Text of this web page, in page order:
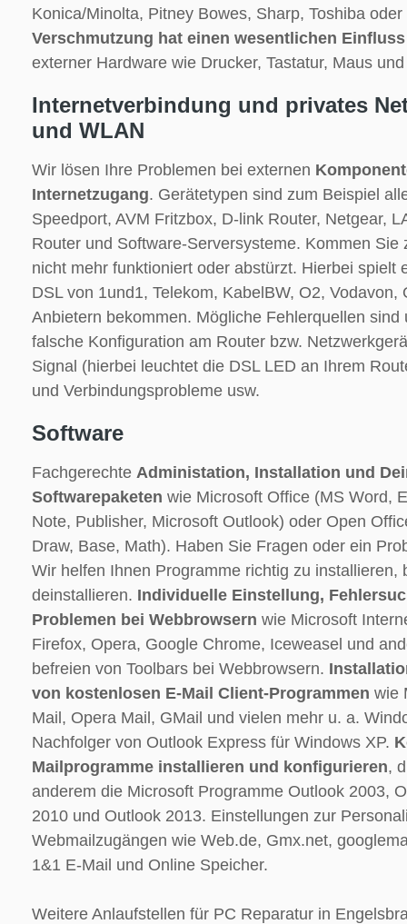
Konica/Minolta, Pitney Bowes, Sharp, Toshiba oder
Verschmutzung hat einen wesentlichen
externer Hardware wie Drucker, Tastatur, Maus
Internetverbindung und privates
und WLAN
Wir lösen Ihre Problemen bei externen
Internetzugang. Gerätetypen sind zum Beispiel
Speedport, AVM Fritzbox, D-link Router, Netgear,
Router und Software-Serversysteme. Kommen
nicht mehr funktioniert oder abstürzt. Hierbei spielt
DSL von 1und1, Telekom, KabelBW, O2, Vodavon,
Anbietern bekommen. Mögliche Fehlerquellen sind
falsche Konfiguration am Router bzw.
Signal (hierbei leuchtet die DSL LED an Ihrem
und Verbindungsprobleme usw.
Software
Fachgerechte Administation, Installation und
Softwarepaketen wie Microsoft Office (MS Word,
Note, Publisher, Microsoft Outlook) oder Open
Draw, Base, Math). Haben Sie Fragen oder ein
Wir helfen Ihnen Programme richtig zu installieren,
deinstallieren. Individuelle Einstellung,
Problemen bei Webbrowsern wie Microsoft
Firefox, Opera, Google Chrome, Iceweasel und
befreien von Toolbars bei Webbrowsern.
von kostenlosen E-Mail Client-Programmen wie
Mail, Opera Mail, GMail und vielen mehr u. a.
Nachfolger von Outlook Express für Windows XP.
Mailprogramme installieren und konfigurieren,
anderem die Microsoft Programme Outlook 2003,
2010 und Outlook 2013. Einstellungen zur
Webmailzugängen wie Web.de, Gmx.net,
1&1 E-Mail und Online Speicher.
Weitere Anlaufstellen für PC Reparatur in